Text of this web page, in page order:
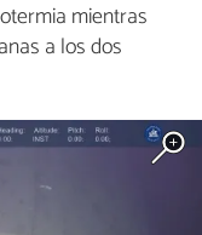
mientras
a los dos